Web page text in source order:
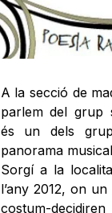
A la secció de
parlem del grup
és un dels
panorama
Sorgí a la
l’any 2012, on
costum-